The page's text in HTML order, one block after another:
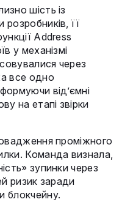
шість із
її
Address
у механізмі
через
все одно
від’ємні
на етапі звірки
проміжного
Команда визнала,
зупинки через
ризик заради
блокчейну.